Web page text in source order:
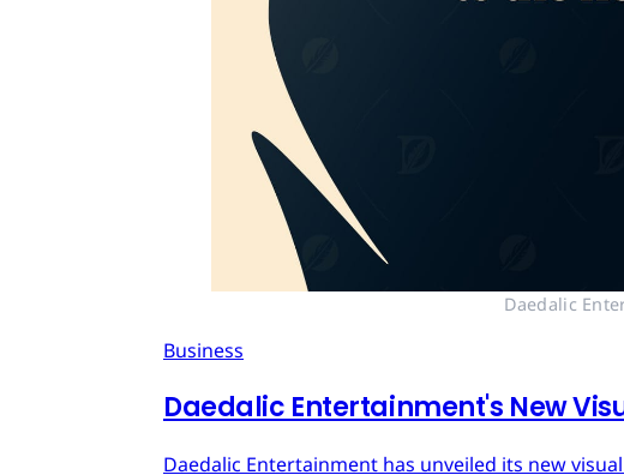
Daedalic
Business
Daedalic Entertainment's New
Daedalic Entertainment has unveiled its new